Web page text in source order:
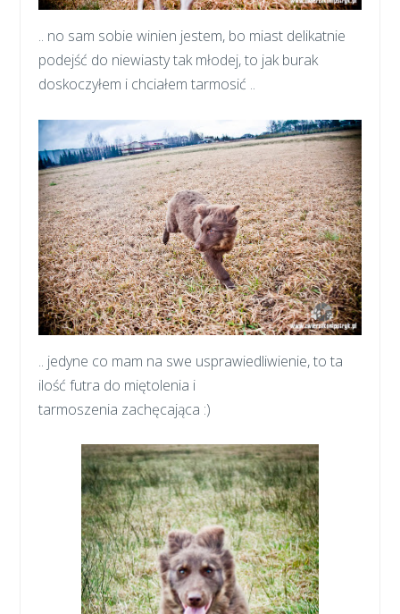
.. no sam sobie winien jestem, bo miast delikatnie
podejść do niewiasty tak młodej, to jak burak
doskoczyłem i chciałem tarmosić ..
.. jedyne co mam na swe usprawiedliwienie, to ta
ilość futra do miętolenia i
tarmoszenia zachęcająca :)